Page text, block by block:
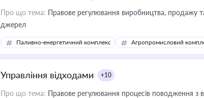
Про що тема: Правове регулювання виробництва, продажу
джерел
Паливно-енергетичний комплекс Агропромисловий
Управління відходами +10
Про що тема: Правове регулювання процесів поводження з